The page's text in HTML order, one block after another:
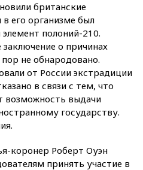
британские
его организме был
полоний-210.
о причинах
не обнародовано.
от России экстрадиции
в связи с тем, что
возможность выдачи
государству.
коронер Роберт Оуэн
принять участие в